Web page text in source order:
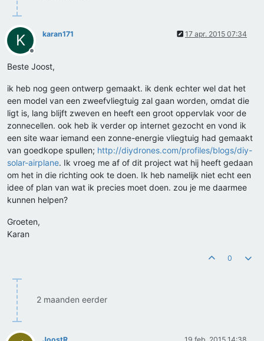
K
Offline
karan171 17 apr. 2015 07:34
Beste Joost,
ik heb nog geen ontwerp gemaakt. ik denk echter wel dat het
een model van een zweefvliegtuig zal gaan worden, omdat die
ligt is, lang blijft zweven en heeft een groot oppervlak voor de
zonnecellen. ook heb ik verder op internet gezocht en vond ik
een site waar iemand een zonne-energie vliegtuig had gemaakt
van goedkope spullen; http://diydrones.com/profiles/blogs/diy-
solar-airplane. Ik vroeg me af of dit project wat hij heeft gedaan
om het in die richting ook te doen. Ik heb namelijk niet echt een
idee of plan van wat ik precies moet doen. zou je me daarmee
kunnen helpen?
Groeten,
Karan
0
2 maanden eerder